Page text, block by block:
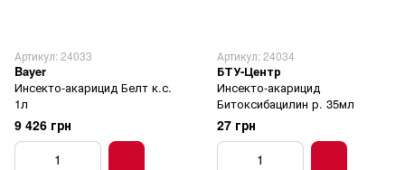
Артикул: 24033
Bayer
Инсекто-акарицид Белт к.с.
1л
9 426 грн
Артикул: 24034
БТУ-Центр
Инсекто-акарицид
Битоксибацилин р. 35мл
27 грн